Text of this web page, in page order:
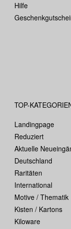
Hilfe
TOP-
Landingpage
Reduziert
Aktuelle
Deutschland
Raritäten
International
Motive / Thematik
Kisten / Kartons
Kiloware